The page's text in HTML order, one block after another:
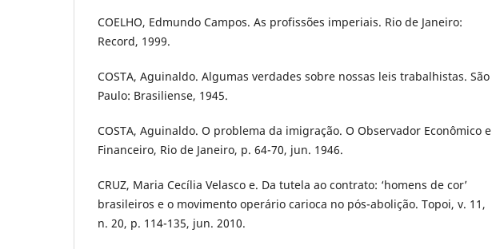
COELHO, Edmundo Campos. As profissões imperiais. Rio de Janeiro:
Record, 1999.
COSTA, Aguinaldo. Algumas verdades sobre nossas leis trabalhistas. São
Paulo: Brasiliense, 1945.
COSTA, Aguinaldo. O problema da imigração. O Observador Econômico e
Financeiro, Rio de Janeiro, p. 64-70, jun. 1946.
CRUZ, Maria Cecília Velasco e. Da tutela ao contrato: ‘homens de cor’
brasileiros e o movimento operário carioca no pós-abolição. Topoi, v. 11,
n. 20, p. 114-135, jun. 2010.